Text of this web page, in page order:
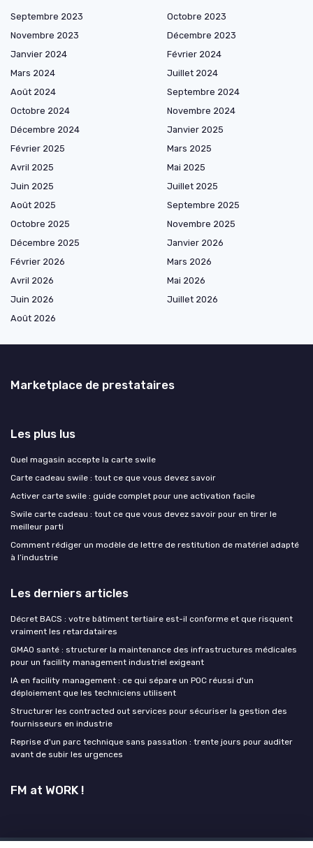
Septembre 2023
Octobre 2023
Novembre 2023
Décembre 2023
Janvier 2024
Février 2024
Mars 2024
Juillet 2024
Août 2024
Septembre 2024
Octobre 2024
Novembre 2024
Décembre 2024
Janvier 2025
Février 2025
Mars 2025
Avril 2025
Mai 2025
Juin 2025
Juillet 2025
Août 2025
Septembre 2025
Octobre 2025
Novembre 2025
Décembre 2025
Janvier 2026
Février 2026
Mars 2026
Avril 2026
Mai 2026
Juin 2026
Juillet 2026
Août 2026
Marketplace de prestataires
Les plus lus
Quel magasin accepte la carte swile
Carte cadeau swile : tout ce que vous devez savoir
Activer carte swile : guide complet pour une activation facile
Swile carte cadeau : tout ce que vous devez savoir pour en tirer le
meilleur parti
Comment rédiger un modèle de lettre de restitution de matériel adapté
à l’industrie
Les derniers articles
Décret BACS : votre bâtiment tertiaire est-il conforme et que risquent
vraiment les retardataires
GMAO santé : structurer la maintenance des infrastructures médicales
pour un facility management industriel exigeant
IA en facility management : ce qui sépare un POC réussi d'un
déploiement que les techniciens utilisent
Structurer les contracted out services pour sécuriser la gestion des
fournisseurs en industrie
Reprise d'un parc technique sans passation : trente jours pour auditer
avant de subir les urgences
FM at WORK !